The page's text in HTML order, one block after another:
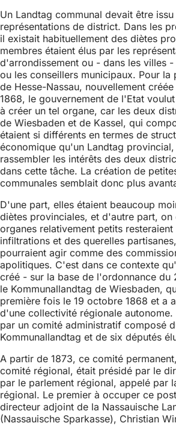
Un Landtag communal devait être
représentations de district. Dans les
il existait habituellement des diètes
membres étaient élus par les
d'arrondissement ou - dans les villes
ou les conseillers municipaux. Pour la
de Hesse-Nassau, nouvellement
1868, le gouvernement de l'Etat
à créer un tel organe, car les deux
de Wiesbaden et de Kassel, qui
étaient si différents en termes de
économique qu'un Landtag
rassembler les intérêts des deux
dans cette tâche. La création de
communales semblait donc plus
D'une part, elles étaient beaucoup
diètes provinciales, et d'autre part, on
organes relativement petits
infiltrations et des querelles
pourraient agir comme des
apolitiques. C'est dans ce contexte
créé - sur la base de l'ordonnance du
le Kommunallandtag de Wiesbaden,
première fois le 19 octobre 1868 et a
d'une collectivité régionale
par un comité administratif composé
Kommunallandtag et de six députés
A partir de 1873, ce comité
comité régional, était présidé par le
par le parlement régional, appelé par
régional. Le premier à occuper ce
directeur adjoint de la Nassauische
(Nassauische Sparkasse), Christian